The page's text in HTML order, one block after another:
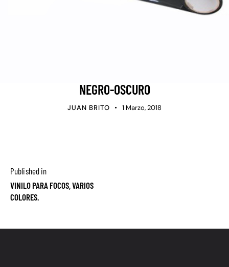
NEGRO-OSCURO
JUAN BRITO 1 Marzo, 2018
Published in
VINILO PARA FOCOS, VARIOS
COLORES.